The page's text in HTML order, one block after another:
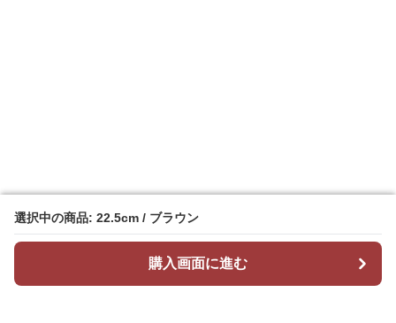
選択中の商品: 22.5cm / ブラウン
購入画面に進む
選択中の商品: 22.5cm / ブラウン
購入画面に進む